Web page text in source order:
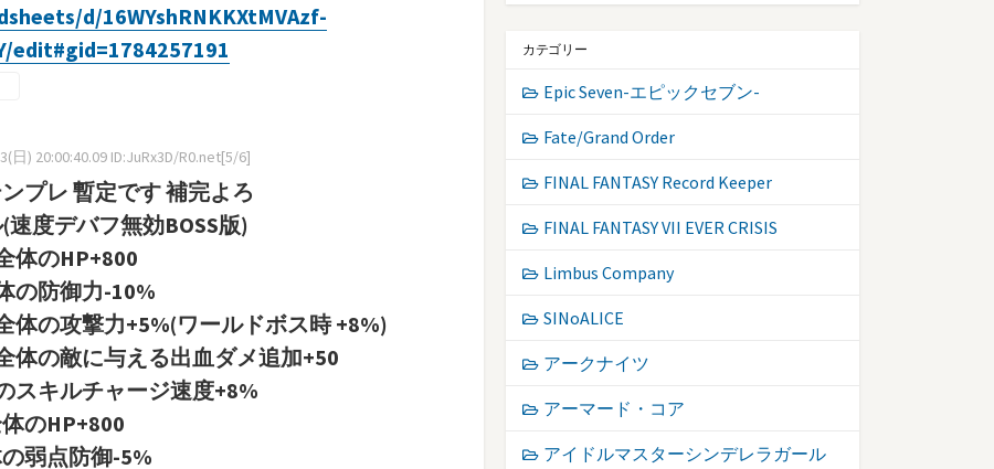
d/16WYshRNKKXtMVAzf-
edit#gid=1784257191
日) 20:00:40.09 ID:JuRx3D/R0.net[5/6]
プレ 暫定です 補完よろ
度デバフ無効BOSS版)
HP+800
防御力-10%
の攻撃力+5%(ワールドボス時 +8%)
敵に与える出血ダメ追加+50
キルチャージ速度+8%
HP+800
点防御-5%
カテゴリー
Epic Seven-エピックセブン-
Fate/Grand Order
FINAL FANTASY Record Keeper
FINAL FANTASY VII EVER CRISIS
Limbus Company
SINoALICE
アークナイツ
アーマード・コア
アイドルマスターシンデレラガール